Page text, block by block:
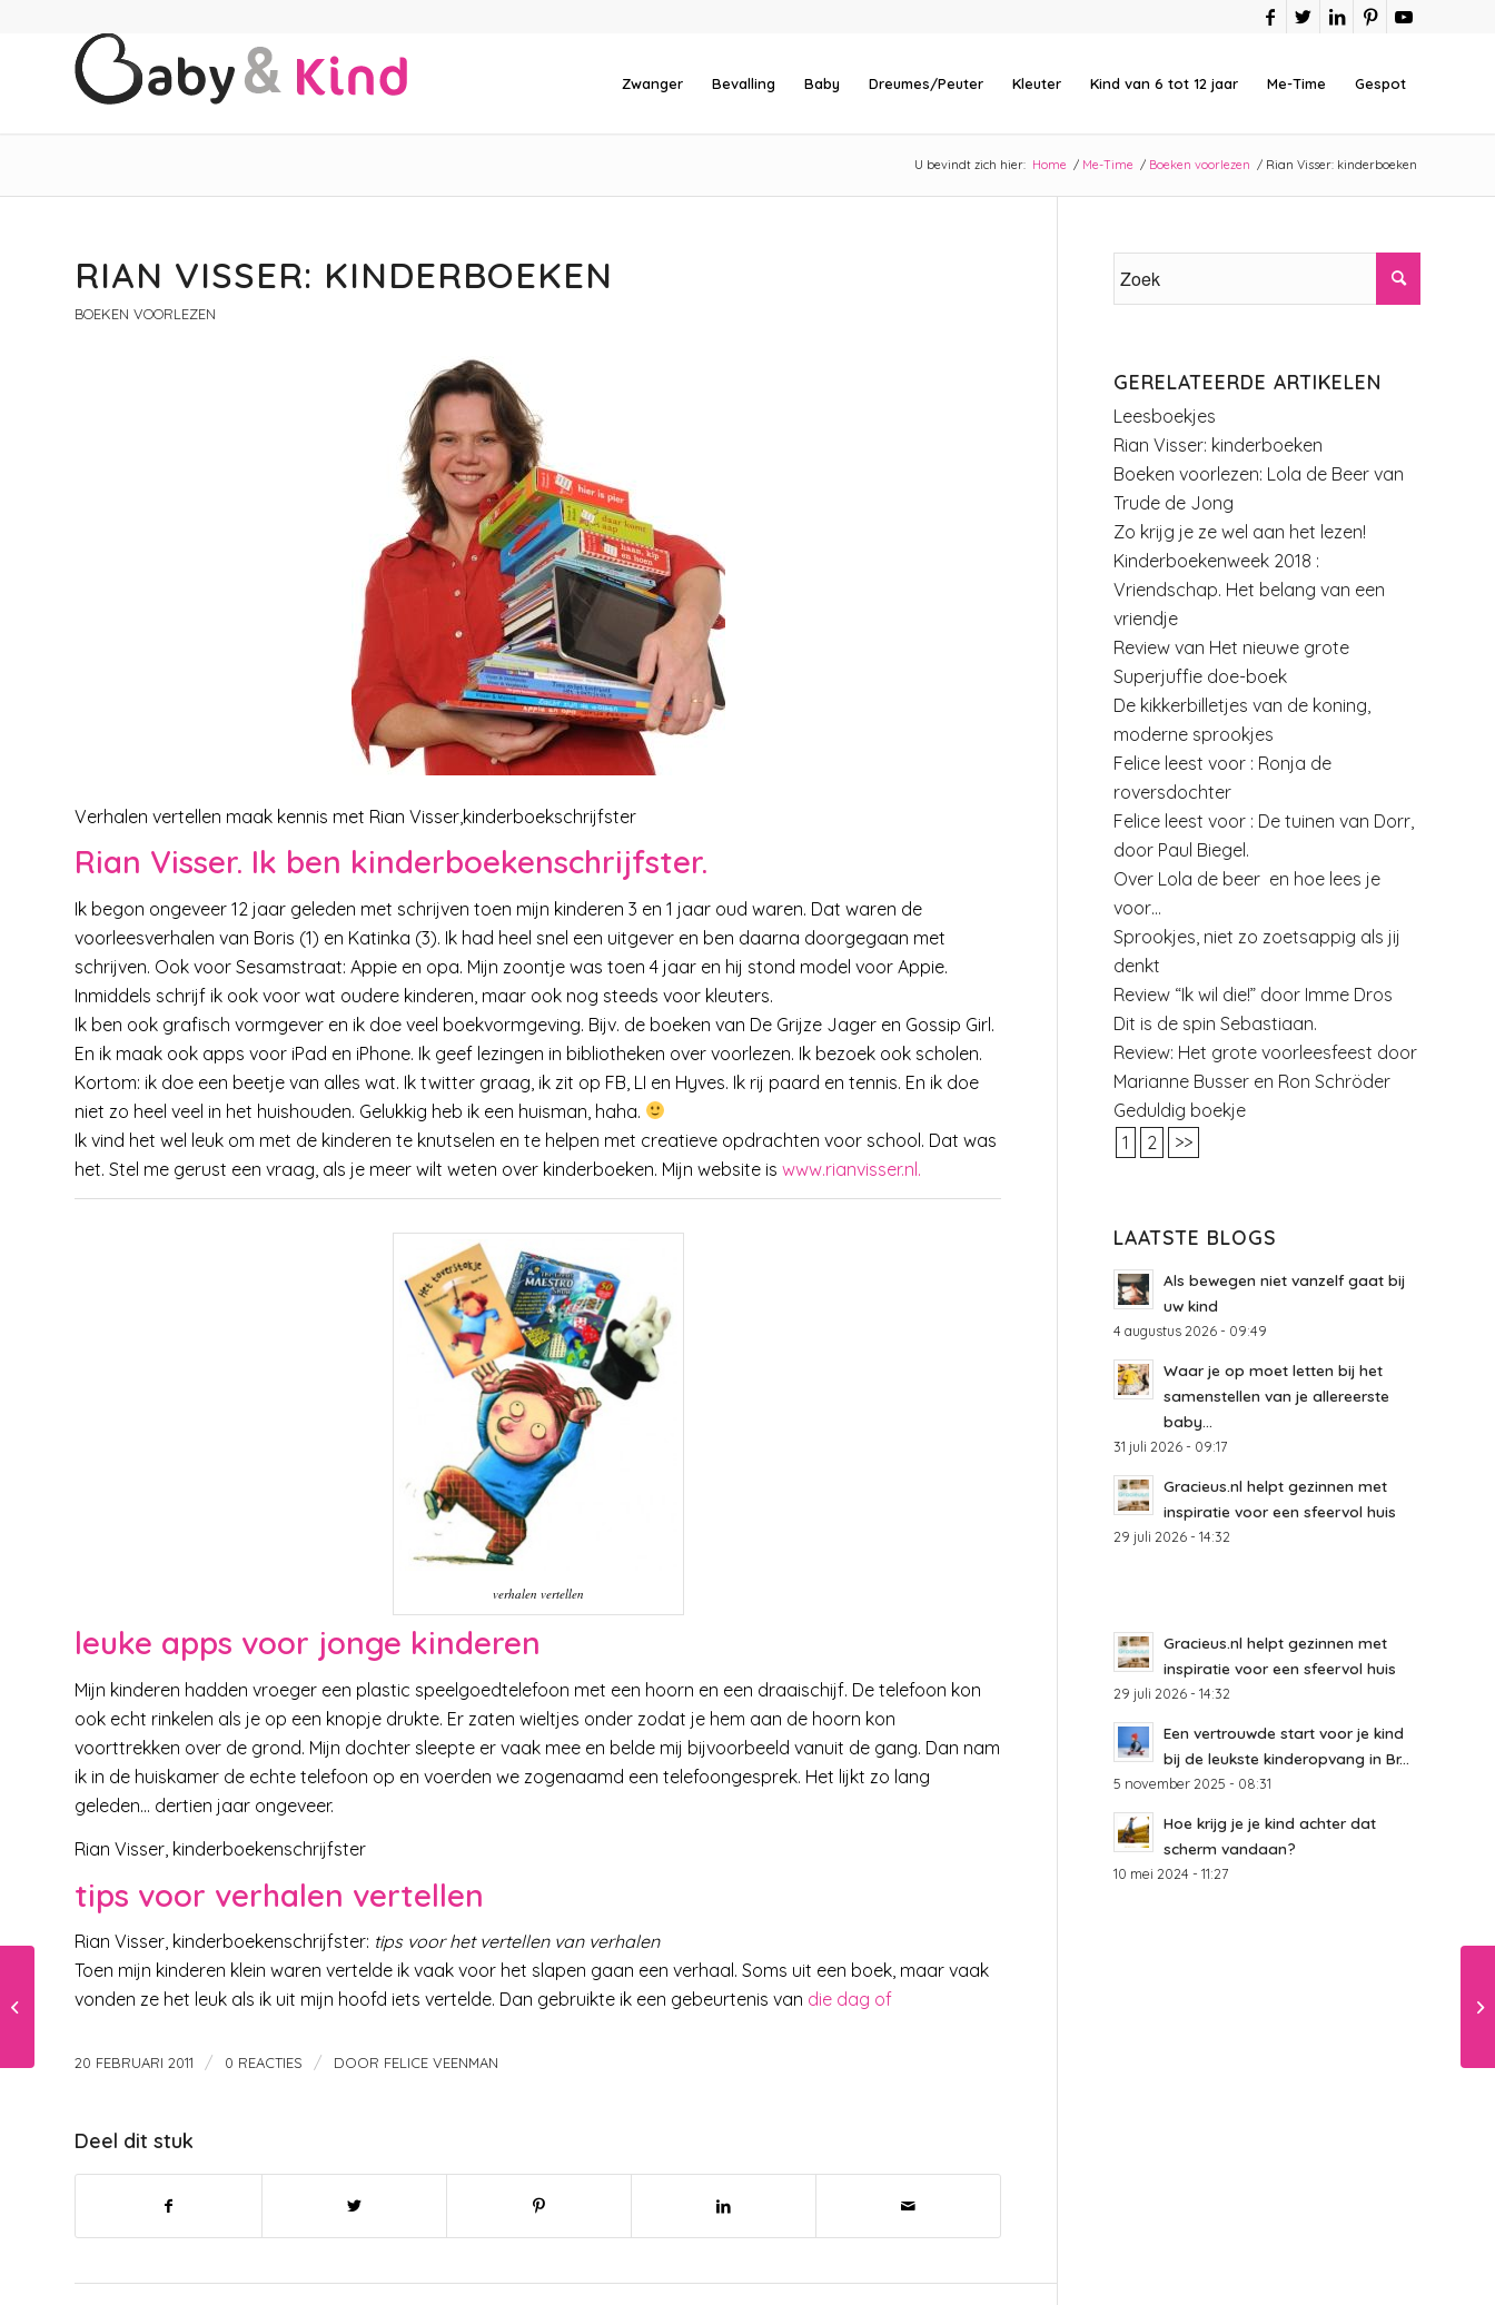
Zwanger Bevalling Baby Dreumes/Peuter Kleuter Kind van 6 tot 12 jaar Me-Time Gespot
U bevindt zich hier: Home / Me-Time / Boeken voorlezen / Rian Visser: kinderboeken
RIAN VISSER: KINDERBOEKEN
BOEKEN VOORLEZEN
Verhalen vertellen maak kennis met Rian Visser,kinderboekschrijfster
Rian Visser. Ik ben kinderboekenschrijfster.
Ik begon ongeveer 12 jaar geleden met schrijven toen mijn kinderen 3 en 1 jaar oud waren. Dat waren de
voorleesverhalen van Boris (1) en Katinka (3). Ik had heel snel een uitgever en ben daarna doorgegaan met
schrijven. Ook voor Sesamstraat: Appie en opa. Mijn zoontje was toen 4 jaar en hij stond model voor Appie.
Inmiddels schrijf ik ook voor wat oudere kinderen, maar ook nog steeds voor kleuters.
Ik ben ook grafisch vormgever en ik doe veel boekvormgeving. Bijv. de boeken van De Grijze Jager en Gossip Girl.
En ik maak ook apps voor iPad en iPhone. Ik geef lezingen in bibliotheken over voorlezen. Ik bezoek ook scholen.
Kortom: ik doe een beetje van alles wat. Ik twitter graag, ik zit op FB, LI en Hyves. Ik rij paard en tennis. En ik doe
niet zo heel veel in het huishouden. Gelukkig heb ik een huisman, haha.
Ik vind het wel leuk om met de kinderen te knutselen en te helpen met creatieve opdrachten voor school. Dat was
het. Stel me gerust een vraag, als je meer wilt weten over kinderboeken. Mijn website is www.rianvisser.nl.
verhalen vertellen
leuke apps voor jonge kinderen
Mijn kinderen hadden vroeger een plastic speelgoedtelefoon met een hoorn en een draaischijf. De telefoon kon
ook echt rinkelen als je op een knopje drukte. Er zaten wieltjes onder zodat je hem aan de hoorn kon
voorttrekken over de grond. Mijn dochter sleepte er vaak mee en belde mij bijvoorbeeld vanuit de gang. Dan nam
ik in de huiskamer de echte telefoon op en voerden we zogenaamd een telefoongesprek. Het lijkt zo lang
geleden… dertien jaar ongeveer.
Rian Visser, kinderboekenschrijfster
tips voor verhalen vertellen
Rian Visser, kinderboekenschrijfster: tips voor het vertellen van verhalen
Toen mijn kinderen klein waren vertelde ik vaak voor het slapen gaan een verhaal. Soms uit een boek, maar vaak
vonden ze het leuk als ik uit mijn hoofd iets vertelde. Dan gebruikte ik een gebeurtenis van die dag of
20 FEBRUARI 2011 / 0 REACTIES / DOOR FELICE VEENMAN
Deel dit stuk
GERELATEERDE ARTIKELEN
Leesboekjes
Rian Visser: kinderboeken
Boeken voorlezen: Lola de Beer van
Trude de Jong
Zo krijg je ze wel aan het lezen!
Kinderboekenweek 2018 :
Vriendschap. Het belang van een
vriendje
Review van Het nieuwe grote
Superjuffie doe-boek
De kikkerbilletjes van de koning,
moderne sprookjes
Felice leest voor : Ronja de
roversdochter
Felice leest voor : De tuinen van Dorr,
door Paul Biegel.
Over Lola de beer en hoe lees je
voor…
Sprookjes, niet zo zoetsappig als jij
denkt
Review “Ik wil die!” door Imme Dros
Dit is de spin Sebastiaan.
Review: Het grote voorleesfeest door
Marianne Busser en Ron Schröder
Geduldig boekje
1
2 >>
LAATSTE BLOGS
Als bewegen niet vanzelf gaat bij
uw kind
4 augustus 2026 - 09:49
Waar je op moet letten bij het
samenstellen van je allereerste
baby...
31 juli 2026 - 09:17
Gracieus.nl helpt gezinnen met
inspiratie voor een sfeervol huis
29 juli 2026 - 14:32
Gracieus.nl helpt gezinnen met
inspiratie voor een sfeervol huis
29 juli 2026 - 14:32
Een vertrouwde start voor je kind
bij de leukste kinderopvang in Br...
5 november 2025 - 08:31
Hoe krijg je je kind achter dat
scherm vandaan?
10 mei 2024 - 11:27
6 tips om af te vallen